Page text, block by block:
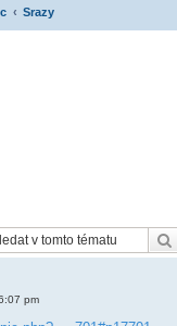
Srazy
pm